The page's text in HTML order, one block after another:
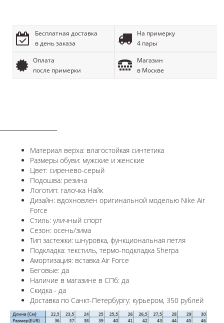
Бесплатная доставка
в день заказа
На примерку
4 пары
Оплата
после примерки
Магазин
в Москве
Материал верха: влагостойкая синтетика
Размеры обуви: мужские и женские
Цвет: сиренево-серый
Подошва: резина
Логотип: галочка Найк
Дизайн: вдохновлен оригинальной моделью Nike Air
Force
Стиль: уличный спорт
Сезон: осень/зима
Тип застежки: шнуровка, функциональная петля
Подкладка: текстиль, термо-подкладка Sherpa
Амортизация: вставка Air Force
Беговые: да
Наличие в магазине в СПб: да
Скидка - да
Доставка по Санкт-Петербургу: курьером, 350 рублей